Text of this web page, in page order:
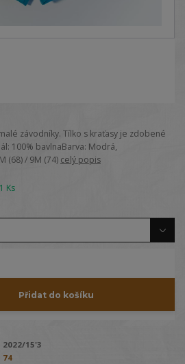
závodníky. Tílko s kraťasy je zdobené
100% bavlnaBarva: Modrá,
(68) / 9M (74) celý popis
Ks
Přidat do košíku
2022/15'3
74